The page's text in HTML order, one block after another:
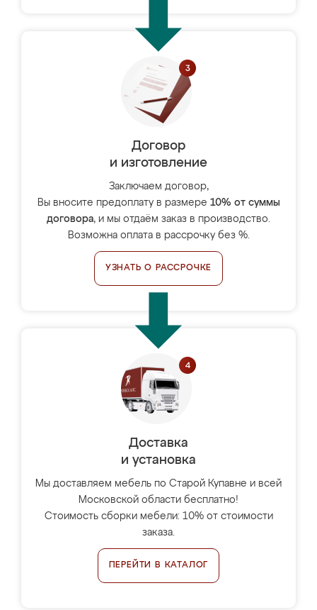
Договор
и изготовление
Заключаем договор,
Вы вносите предоплату в размере 10% от суммы
договора, и мы отдаём заказ в производство.
Возможна оплата в рассрочку без %.
УЗНАТЬ О РАССРОЧКЕ
Доставка
и установка
Мы доставляем мебель по Старой Купавне и всей
Московской области бесплатно!
Стоимость сборки мебели: 10% от стоимости
заказа.
ПЕРЕЙТИ В КАТАЛОГ